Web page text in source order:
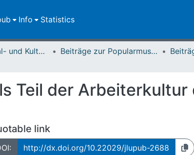
Info Statistics
FB 03 - Sozial- und Kulturwissenschaften Beiträge zur Popularmusikforschung
Teil der Arbeiterkultur
link
http://dx.doi.org/10.22029/jlupub-2688